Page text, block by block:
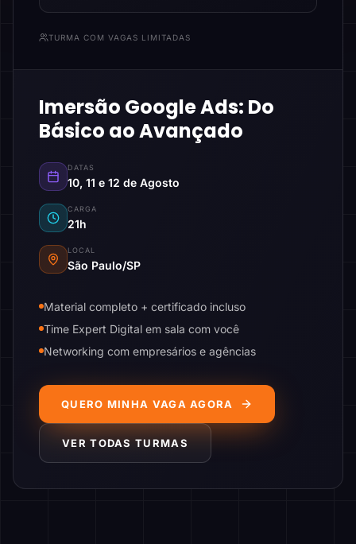
TURMA COM VAGAS LIMITADAS
Imersão Google Ads: Do
Básico ao Avançado
DATAS
10, 11 e 12 de Agosto
CARGA
21h
LOCAL
São Paulo/SP
Material completo + certificado incluso
Time Expert Digital em sala com você
Networking com empresários e agências
QUERO MINHA VAGA AGORA
VER TODAS TURMAS